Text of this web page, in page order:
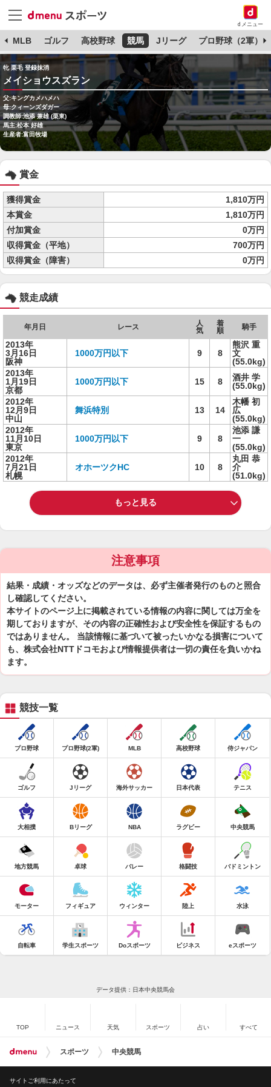
dメニュー
MLB ゴルフ 高校野球 競馬 Jリーグ プロ野球（2軍）
牝 栗毛 登録抹消
メイショウスズラン
父:キングカメハメハ
母:クィーンズダガー
調教師:池添 兼雄 (栗東)
馬主:松本 好雄
生産者:富田牧場
賞金
獲得賞金
1,810万円
本賞金
1,810万円
付加賞金
0万円
収得賞金（平地）
700万円
収得賞金（障害）
0万円
競走成績
年月日 レース
人
気
着
順
騎手
2013年
3月16日
阪神
1000万円以下 9 8
熊沢 重
文
(55.0kg)
2013年
1月19日
京都
1000万円以下 15 8
酒井 学
(55.0kg)
2012年
12月9日
中山
舞浜特別 13 14
木幡 初
広
(55.0kg)
2012年
11月10日
東京
1000万円以下 9 8
池添 謙
一
(55.0kg)
2012年
7月21日
札幌
オホーツクHC 10 8
丸田 恭
介
(51.0kg)
もっと見る
注意事項
結果・成績・オッズなどのデータは、必ず主催者発行のものと照合
し確認してください。
本サイトのページ上に掲載されている情報の内容に関しては万全を
期しておりますが、その内容の正確性および安全性を保証するもの
ではありません。 当該情報に基づいて被ったいかなる損害について
も、株式会社NTTドコモおよび情報提供者は一切の責任を負いかね
ます。
競技一覧
プロ野球 プロ野球(2軍) MLB 高校野球 侍ジャパン
ゴルフ Jリーグ 海外サッカー 日本代表 テニス
大相撲 Bリーグ NBA ラグビー 中央競馬
地方競馬 卓球 バレー 格闘技 バドミントン
モーター フィギュア ウィンター 陸上 水泳
自転車 学生スポーツ Doスポーツ ビジネス eスポーツ
データ提供：日本中央競馬会
TOP ニュース 天気 スポーツ 占い すべて
スポーツ 中央競馬
サイトご利用にあたって